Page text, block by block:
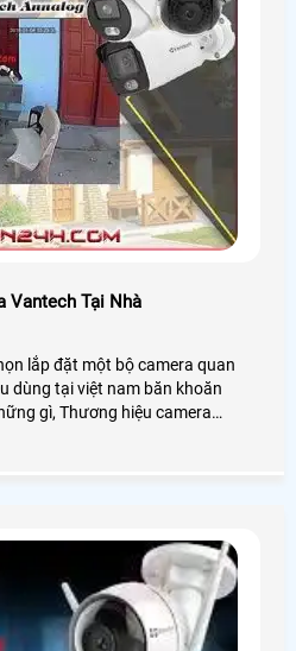
Vantech Tại Nhà
lắp đặt một bộ camera quan
dùng tại việt nam băn khoăn
gì, Thương hiệu camera